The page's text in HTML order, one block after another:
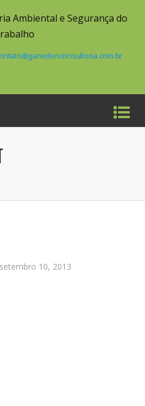
setembro 10, 2013